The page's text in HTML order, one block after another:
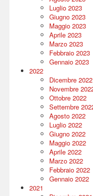
Luglio 2023
Giugno 2023
Maggio 2023
Aprile 2023
Marzo 2023
Febbraio 2023
Gennaio 2023
2022
Dicembre 2022
Novembre
Ottobre 2022
Settembre
Agosto 2022
Luglio 2022
Giugno 2022
Maggio 2022
Aprile 2022
Marzo 2022
Febbraio 2022
Gennaio 2022
2021